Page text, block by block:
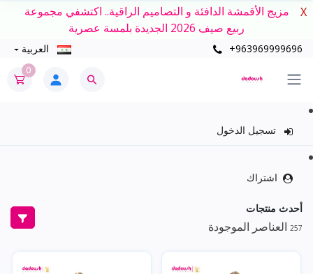
مزيج الأقمشة الدافئة و التصاميم الراقية.. اكتشفي مجموعة
ربيع صيف 2026 الجديدة بلمسة عصرية
X
+963969999696 العربية
0
تسجيل الدخول
اشتراك
أحدث منتجات
257 العناصر الموجودة